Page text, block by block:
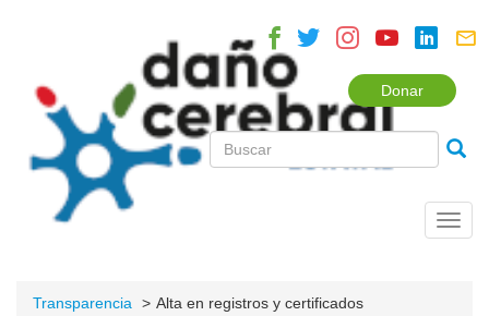
Donar
Transparencia Alta en registros y certificados